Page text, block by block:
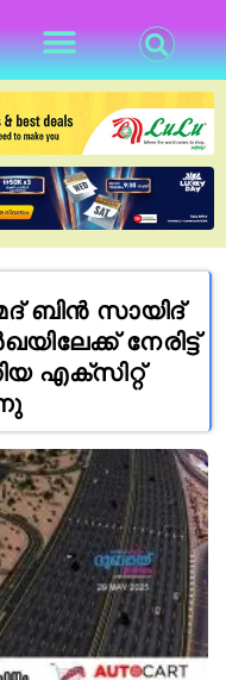
ബിൻ സായിദ്
നേരിട്ട്
എക്സിറ്റ്